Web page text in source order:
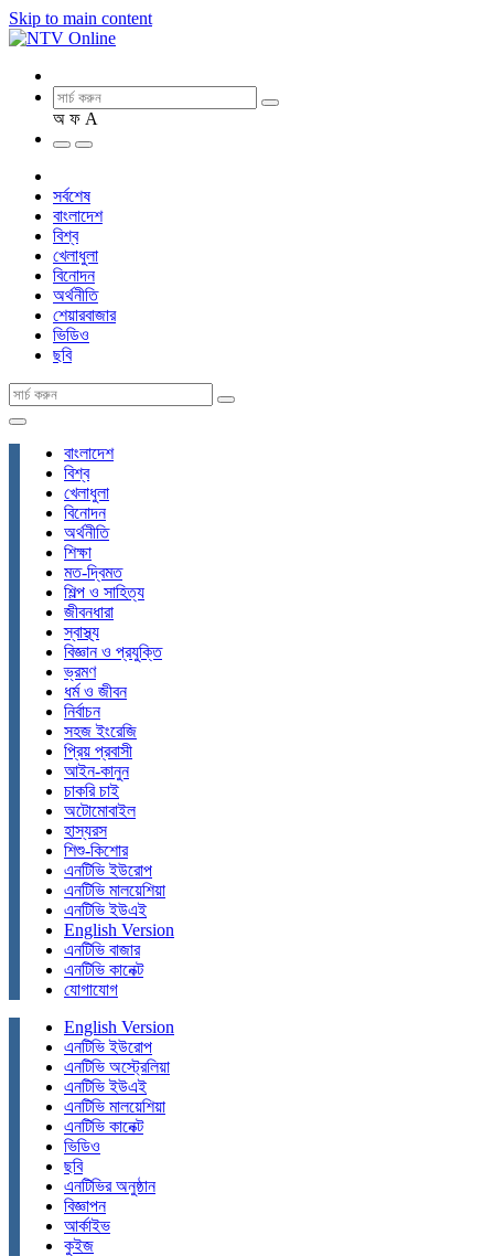
Skip to main content
অ ফ A
সর্বশেষ
বাংলাদেশ
বিশ্ব
খেলাধুলা
বিনোদন
অর্থনীতি
শেয়ারবাজার
ভিডিও
ছবি
বাংলাদেশ
বিশ্ব
খেলাধুলা
বিনোদন
অর্থনীতি
শিক্ষা
মত-দ্বিমত
শিল্প ও সাহিত্য
জীবনধারা
স্বাস্থ্য
বিজ্ঞান ও প্রযুক্তি
ভ্রমণ
ধর্ম ও জীবন
নির্বাচন
সহজ ইংরেজি
প্রিয় প্রবাসী
আইন-কানুন
চাকরি চাই
অটোমোবাইল
হাস্যরস
শিশু-কিশোর
এনটিভি ইউরোপ
এনটিভি মালয়েশিয়া
এনটিভি ইউএই
English Version
এনটিভি বাজার
এনটিভি কানেক্ট
যোগাযোগ
English Version
এনটিভি ইউরোপ
এনটিভি অস্ট্রেলিয়া
এনটিভি ইউএই
এনটিভি মালয়েশিয়া
এনটিভি কানেক্ট
ভিডিও
ছবি
এনটিভির অনুষ্ঠান
বিজ্ঞাপন
আর্কাইভ
কুইজ